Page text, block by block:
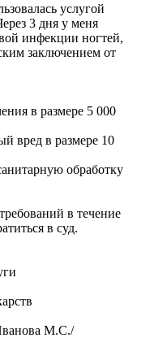
услугой
3 дня у меня
инфекции ногтей,
заключением от
в размере 5 000
вред в размере 10
обработку
в течение
в суд.
М.С./